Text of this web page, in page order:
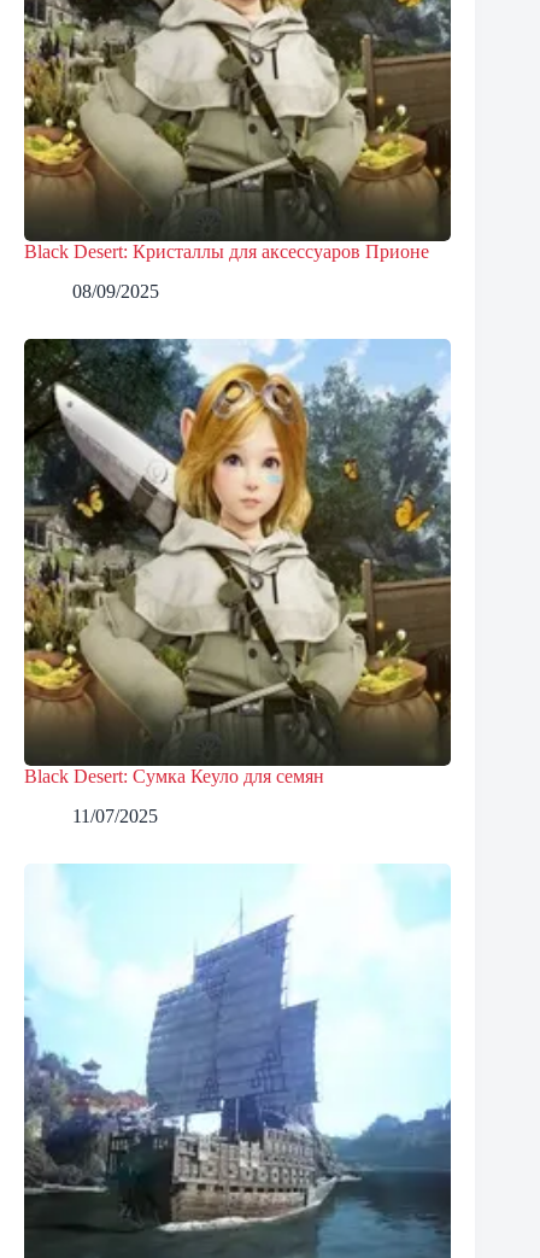
Black Desert: Кристаллы для аксессуаров Прионе
08/09/2025
Black Desert: Сумка Кеуло для семян
11/07/2025